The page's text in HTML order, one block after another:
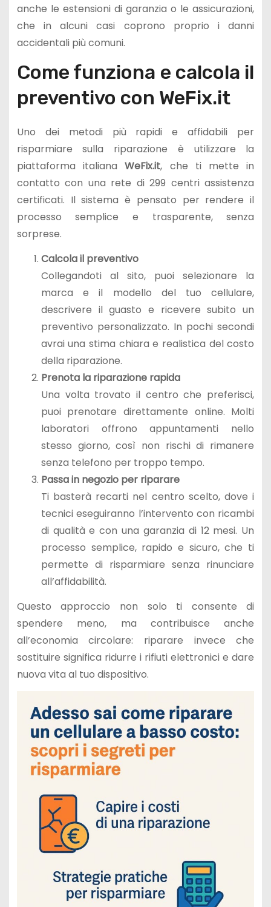
anche le estensioni di garanzia o le assicurazioni,
che in alcuni casi coprono proprio i danni
accidentali più comuni.
Come funziona e calcola il
preventivo con WeFix.it
Uno dei metodi più rapidi e affidabili per
risparmiare sulla riparazione è utilizzare la
piattaforma italianaWeFix.it, che ti mette in
contatto con una rete di 299 centri assistenza
certificati. Il sistema è pensato per rendere il
processo semplice e trasparente, senza
sorprese.
Calcola il preventivo
Collegandoti al sito, puoi selezionare la
marca e il modello del tuo cellulare,
descrivere il guasto e ricevere subito un
preventivo personalizzato. In pochi secondi
avrai una stima chiara e realistica del costo
della riparazione.
Prenota la riparazione rapida
Una volta trovato il centro che preferisci,
puoi prenotare direttamente online. Molti
laboratori offrono appuntamenti nello
stesso giorno, così non rischi di rimanere
senza telefono per troppo tempo.
Passa in negozio per riparare
Ti basterà recarti nel centro scelto, dove i
tecnici eseguiranno l’intervento con ricambi
di qualità e con una garanzia di 12 mesi. Un
processo semplice, rapido e sicuro, che ti
permette di risparmiare senza rinunciare
all’affidabilità.
Questo approccio non solo ti consente di
spendere meno, ma contribuisce anche
all’economia circolare: riparare invece che
sostituire significa ridurre i rifiuti elettronici e dare
nuova vita al tuo dispositivo.